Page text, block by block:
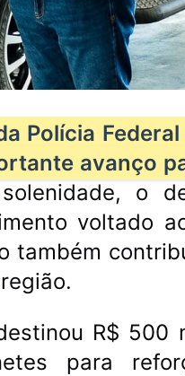
Polícia
avanço
o
voltado
também
R$ 500
para